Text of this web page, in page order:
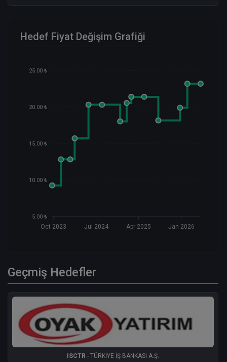
Hedef Fiyat Değişim Grafiği
25.00 ₺
20.00 ₺
15.00 ₺
10.00 ₺
5.00 ₺
Oct 2023 Jul 2024 Apr 2025 Jan 2026
Geçmiş Hedefler
ISCTR - TÜRKİYE İŞ BANKASI A.Ş.